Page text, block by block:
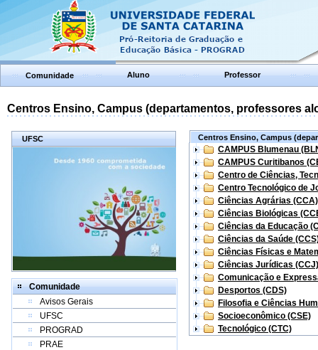
Comunidade Aluno Professor
Centros Ensino, Campus (departamentos, professores
UFSC
Comunidade
Avisos Gerais
UFSC
PROGRAD
PRAE
Centros Ensino, Campus
CAMPUS Blumenau
CAMPUS Curitibanos
Centro de Ciências,
Centro Tecnológico de
Ciências Agrárias (CCA)
Ciências Biológicas
Ciências da Educação
Ciências da Saúde
Ciências Físicas e
Ciências Jurídicas (CCJ)
Comunicação e
Desportos (CDS)
Filosofia e Ciências
Socioeconômico (CSE)
Tecnológico (CTC)